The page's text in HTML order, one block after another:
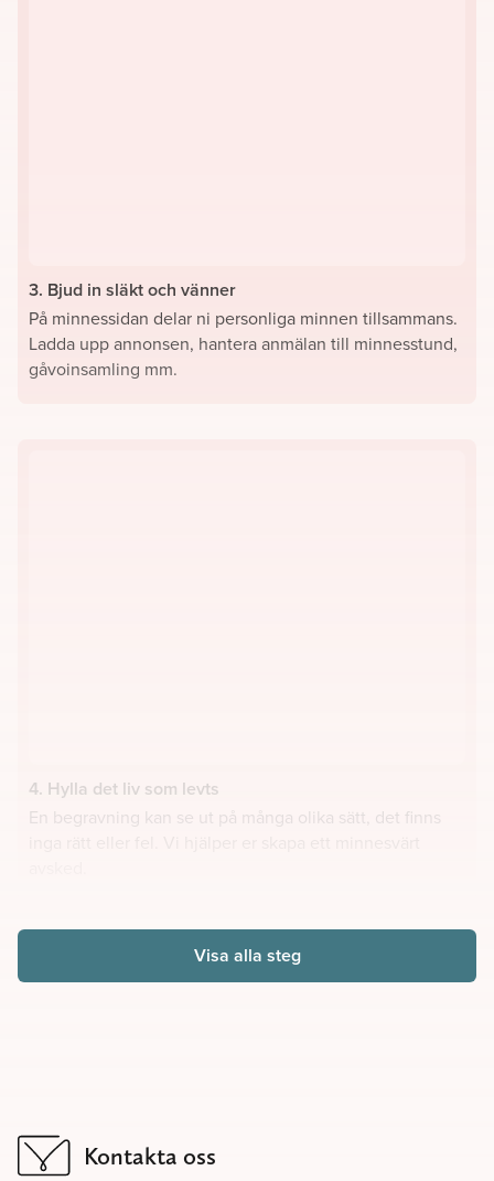
3. Bjud in släkt och vänner
På minnessidan delar ni personliga minnen tillsammans.
Ladda upp annonsen, hantera anmälan till minnesstund,
gåvoinsamling mm.
4. Hylla det liv som levts
En begravning kan se ut på många olika sätt, det finns
Visa alla steg
Kontakta oss